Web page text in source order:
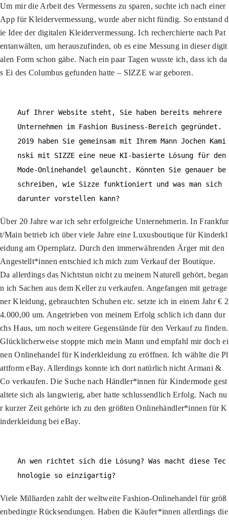
Um mir die Arbeit des Vermessens zu sparen, suchte ich nach einer
App für Kleidervermessung, wurde aber nicht fündig. So entstand d
ie Idee der digitalen Kleidervermessung. Ich recherchierte nach Pat
entanwälten, um herauszufinden, ob es eine Messung in dieser digit
alen Form schon gäbe. Nach ein paar Tagen wusste ich, dass ich da
s Ei des Columbus gefunden hatte – SIZZE war geboren.
Auf Ihrer Website steht, Sie haben bereits mehrere
Unternehmen im Fashion Business-Bereich gegründet.
2019 haben Sie gemeinsam mit Ihrem Mann Jochen Kami
nski mit SIZZE eine neue KI-basierte Lösung für den
Mode-Onlinehandel gelauncht. Könnten Sie genauer be
schreiben, wie Sizze funktioniert und was man sich
darunter vorstellen kann?
Über 20 Jahre war ich sehr erfolgreiche Unternehmerin. In Frankfur
t/Main betrieb ich über viele Jahre eine Luxusboutique für Kinderkl
eidung am Opernplatz. Durch den immerwährenden Ärger mit den
Angestellt*innen entschied ich mich zum Verkauf der Boutique.
Da allerdings das Nichtstun nicht zu meinem Naturell gehört, began
n ich Sachen aus dem Keller zu verkaufen. Angefangen mit getrage
ner Kleidung, gebrauchten Schuhen etc. setzte ich in einem Jahr € 2
4.000,00 um. Angetrieben von meinem Erfolg schlich ich dann dur
chs Haus, um noch weitere Gegenstände für den Verkauf zu finden.
Glücklicherweise stoppte mich mein Mann und empfahl mir doch ei
nen Onlinehandel für Kinderkleidung zu eröffnen. Ich wählte die Pl
attform eBay. Allerdings konnte ich dort natürlich nicht Armani &
Co verkaufen. Die Suche nach Händler*innen für Kindermode gest
altete sich als langwierig, aber hatte schlussendlich Erfolg. Nach nu
r kurzer Zeit gehörte ich zu den größten Onlinehändler*innen für K
inderkleidung bei eBay.
An wen richtet sich die Lösung? Was macht diese Tec
hnologie so einzigartig?
Viele Milliarden zahlt der weltweite Fashion-Onlinehandel für größ
enbedingte Rücksendungen. Haben die Käufer*innen allerdings die